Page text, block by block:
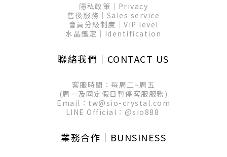
隱私政策│Privacy
售後服務│Sales service
會員分級制度│VIP level
水晶鑑定│Identification
聯絡我們│CONTACT US
客服時間：每周二~周五
(周一及國定假日暫停客服服務)
Email：tw@sio-crystal.com
LINE Official： @sio888
業務合作│BUNSINESS